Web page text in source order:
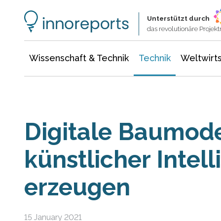
Unterstützt durch
das revolutionäre
Wissenschaft & Technik Technik
Digitale
künstlicher
erzeugen
15 January 2021